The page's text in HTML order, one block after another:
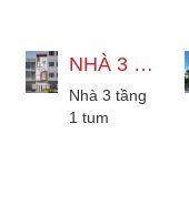
phần tạo
nên diện
mạo độc
đáo cho...
NHÀ 3 TẦNG 1 TUM 4X14M HIỆN ĐẠI 3 PHÒNG NGỦ TẠI GÒ VẤP
Nhà 3 tầng
1 tum